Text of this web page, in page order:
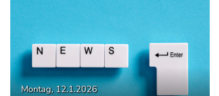
Montag, 12.1.2026